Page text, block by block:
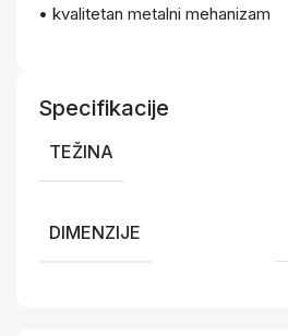
• kvalitetan metalni mehanizam
Specifikacije
TEŽINA
DIMENZIJE